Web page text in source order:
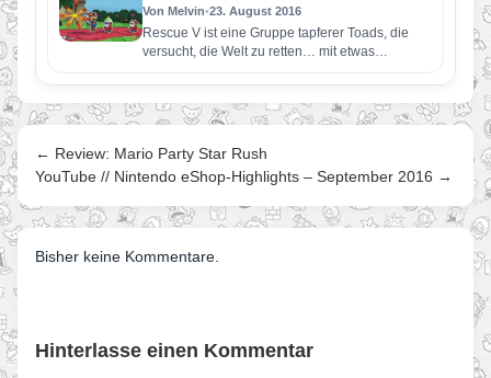
Von Melvin•23. August 2016
Rescue V ist eine Gruppe tapferer Toads, die
versucht, die Welt zu retten… mit etwas
Unterstützung von Mario.
← Review: Mario Party Star Rush
YouTube // Nintendo eShop-Highlights – September 2016 →
Bisher keine Kommentare.
Hinterlasse einen Kommentar